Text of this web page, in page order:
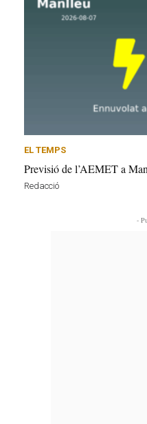
EL TEMPS
Previsió de l’AEMET a
Redacció
-